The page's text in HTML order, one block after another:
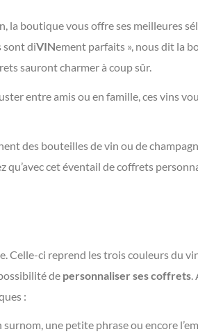
la boutique vous offre ses meilleures
sont diVINement parfaits », nous dit la
sauront charmer à coup sûr.
entre amis ou en famille, ces vins
des bouteilles de vin ou de
cet éventail de coffrets
Celle-ci reprend les trois couleurs du
de personnaliser ses coffrets.
:
une petite phrase ou encore